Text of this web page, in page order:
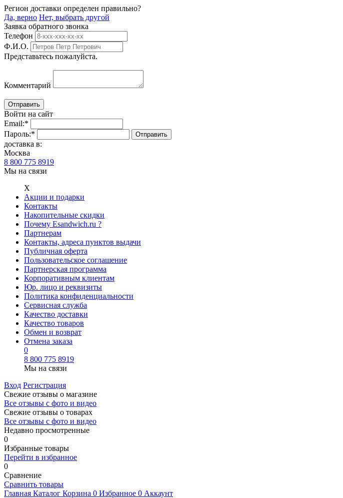
Регион доставки определен правильно?
Да, верно Нет, выбрать другой
Заявка обратного звонка
Телефон
Ф.И.О.
Представьтесь пожалуйста.
Комментарий
Войти на сайт
Email:*
Пароль:*
доставка в:
Москва
8 800 775 8919
Мы на связи
Х
Акции и подарки
Контакты
Накопительные скидки
Почему Esandwich.ru ?
Партнерам
Контакты, адреса пунктов выдачи
Публичная оферта
Пользовательское соглашение
Партнерская программа
Корпоративным клиентам
Юр. лицо и реквизиты
Политика конфиденциальности
Сервисная служба
Качество доставки
Качество товаров
Обмен и возврат
Отмена заказа
0
8 800 775 8919
Мы на связи
Вход Регистрация
Свежие отзывы о магазине
Все отзывы с фото и видео
Свежие отзывы о товарах
Все отзывы c фото и видео
Недавно просмотренные
0
Избранные товары
Перейти в избранное
0
Сравнение
Сравнить товары
Главная Каталог Корзина 0 Избранное 0 Аккаунт